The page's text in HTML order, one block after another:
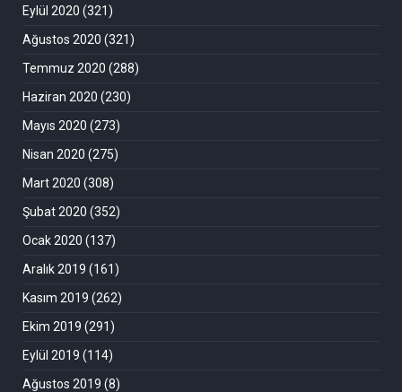
Eylül 2020 (321)
Ağustos 2020 (321)
Temmuz 2020 (288)
Haziran 2020 (230)
Mayıs 2020 (273)
Nisan 2020 (275)
Mart 2020 (308)
Şubat 2020 (352)
Ocak 2020 (137)
Aralık 2019 (161)
Kasım 2019 (262)
Ekim 2019 (291)
Eylül 2019 (114)
Ağustos 2019 (8)